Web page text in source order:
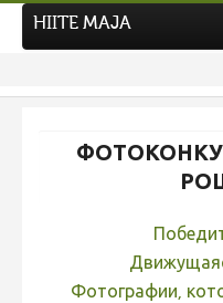
НОВЫЙ ФОТОКОНКУРС
Hiite kuvavõistlus 2026
Фотоконкурс 2025
Не учитываются
HIITE MAJA
Фотографии,